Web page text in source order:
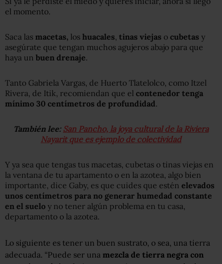
el momento.
Saca las macetas, los huacales tinas viejas o cubetas y
asegúrate que tengan muchos agujeros abajo para que
haya un buen drenaje.
Tanto Gabriela Vargas, de Huerto Tlatelolco, como Itzel
Rivera, de Itik, recomiendan que el contenedor tenga
mínimo 30 centímetros de profundidad.
También lee: San Pancho, la joya cultural de la Riviera
Nayarit que es ejemplo de colectividad
Y ya sea que tengas tus macetas, cubetas o tinas viejas en
la ventana de tu apartamento o en la azotea, algo bien
importante, dice Gaby, es que cuides que estén elevados
unos centímetros para no generar humedad constante
en el suelo y no tener algún problema en tu casa,
departamento o la azotea.
Lo siguiente es tener un buen sustrato, o sea, una tierra
adecuada. “Puede ser una mezcla de tierra negra con